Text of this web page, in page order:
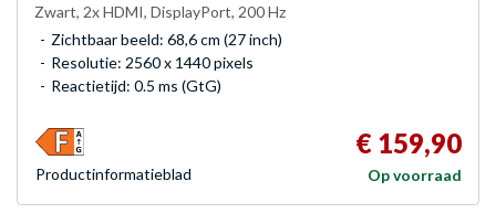
Zwart, 2x HDMI, DisplayPort, 200 Hz
Zichtbaar beeld: 68,6 cm (27 inch)
Resolutie: 2560 x 1440 pixels
Reactietijd: 0.5 ms (GtG)
€ 159,90
Op voorraad
Product­informatieblad